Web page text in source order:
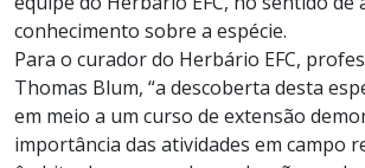
conhecimento sobre a espécie.
Para o curador do Herbário EFC,
Thomas Blum, “a descoberta desta
em meio a um curso de extensão
importância das atividades em campo